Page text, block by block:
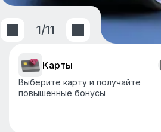
1/11
Карты
Выберите карту и получайте
повышенные бонусы